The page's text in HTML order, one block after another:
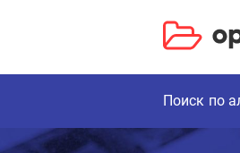
Поиск по